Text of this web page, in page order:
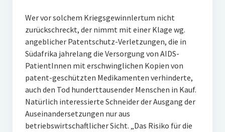
Wer vor solchem Kriegsgewinnlertum nicht
zurückschreckt, der nimmt mit einer Klage wg.
angeblicher Patentschutz-Verletzungen, die in
Südafrika jahrelang die Versorgung von AIDS-
PatientInnen mit erschwinglichen Kopien von
patent-geschützten Medikamenten verhinderte,
auch den Tod hunderttausender Menschen in Kauf.
Natürlich interessierte Schneider der Ausgang der
Auseinandersetzungen nur aus
betriebswirtschaftlicher Sicht. „Das Risiko für die